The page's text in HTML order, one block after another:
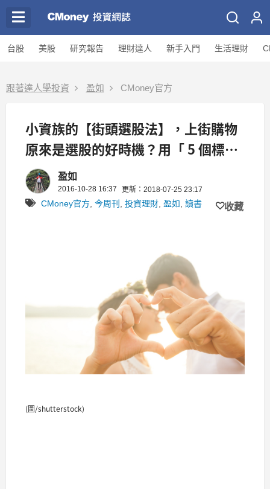
台股 美股 研究報告 理財達人 新手入門 生活理財
跟著達人學投資 盈如 CMoney官方
小資族的【街頭選股法】，上街購物
原來是選股的好時機？用「 5 個標
準」選對賺錢公司！
盈如
2016-10-28 16:37 更新：2018-07-25 23:17
CMoney官方 今周刊 投資理財 盈如 讀書 收藏
(圖/shutterstock)